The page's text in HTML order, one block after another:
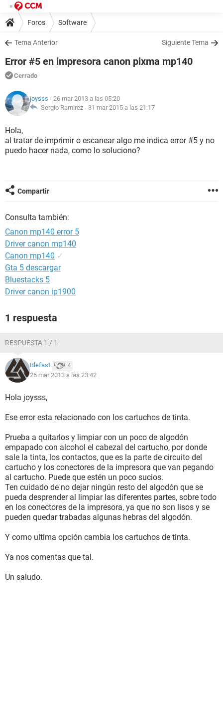
Foros Software
Tema Anterior Siguiente Tema
Error #5 en impresora canon pixma mp140
Cerrado
joysss - 26 mar 2013 a las 05:20
Sergio Ramirez - 31 mar 2015 a las 21:17
Hola,
al tratar de imprimir o escanear algo me indica error #5 y no
puedo hacer nada, como lo soluciono?
Compartir
Consulta también:
Canon mp140 error 5
Driver canon mp140
Canon mp140 ✓
Gta 5 descargar
Bluestacks 5
Driver canon ip1900
1 respuesta
RESPUESTA 1 / 1
Blefast 4
26 mar 2013 a las 23:42
Hola joysss,
Ese error esta relacionado con los cartuchos de tinta.
Prueba a quitarlos y limpiar con un poco de algodón
empapado con alcohol el cabezal del cartucho, por donde
sale la tinta, los contactos, que es la parte de circuito del
cartucho y los conectores de la impresora que van pegando
al cartucho. Puede que estén un poco sucios.
Ten cuidado de no dejar ningún resto del algodón que se
pueda desprender al limpiar las diferentes partes, sobre todo
en los conectores de la impresora, ya que no son lisos y se
pueden quedar trabadas algunas hebras del algodón.
Y como ultima opción cambia los cartuchos de tinta.
Ya nos comentas que tal.
Un saludo.